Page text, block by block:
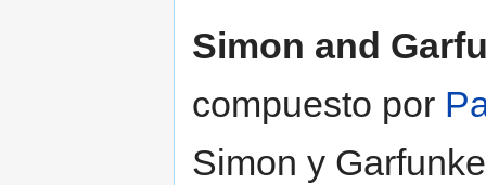
Simon and
compuesto por
Simon y